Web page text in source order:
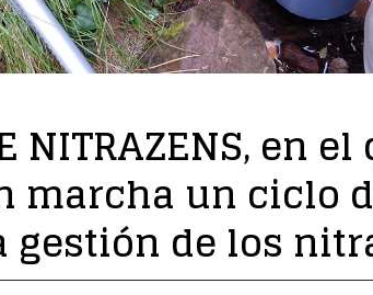
NITRAZENS, en
marcha un ciclo
gestión de los